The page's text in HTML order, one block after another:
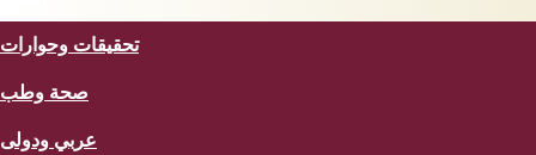
تحقيقات وحوارات
صحة وطب
عربي ودولى